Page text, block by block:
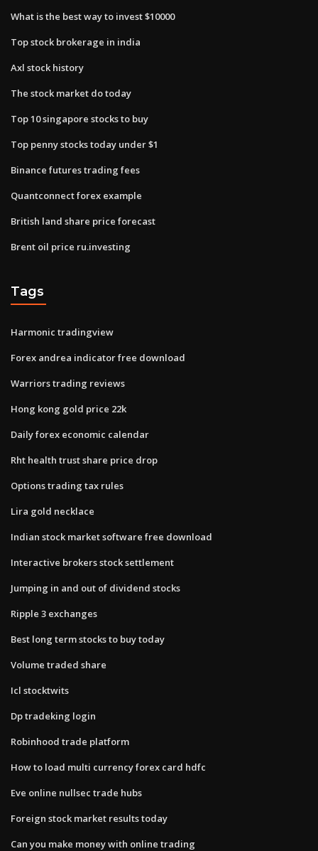
What is the best way to invest $10000
Top stock brokerage in india
Axl stock history
The stock market do today
Top 10 singapore stocks to buy
Top penny stocks today under $1
Binance futures trading fees
Quantconnect forex example
British land share price forecast
Brent oil price ru.investing
Tags
Harmonic tradingview
Forex andrea indicator free download
Warriors trading reviews
Hong kong gold price 22k
Daily forex economic calendar
Rht health trust share price drop
Options trading tax rules
Lira gold necklace
Indian stock market software free download
Interactive brokers stock settlement
Jumping in and out of dividend stocks
Ripple 3 exchanges
Best long term stocks to buy today
Volume traded share
Icl stocktwits
Dp tradeking login
Robinhood trade platform
How to load multi currency forex card hdfc
Eve online nullsec trade hubs
Foreign stock market results today
Can you make money with online trading